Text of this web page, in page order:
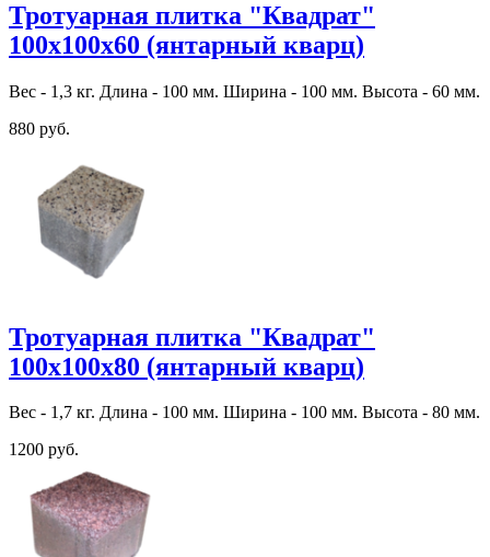
Тротуарная плитка "Квадрат"
100х100х60 (янтарный кварц)
Вес - 1,3 кг. Длина - 100 мм. Ширина - 100 мм. Высота - 60 мм.
880 руб.
Тротуарная плитка "Квадрат"
100х100х80 (янтарный кварц)
Вес - 1,7 кг. Длина - 100 мм. Ширина - 100 мм. Высота - 80 мм.
1200 руб.